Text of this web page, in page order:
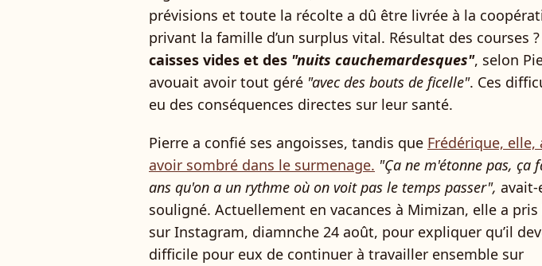
prévisions et toute la récolte a dû être livrée à la
privant la famille d’un surplus vital. Résultat des courses ?
caisses vides et des "nuits cauchemardesques", selon
avouait avoir tout géré "avec des bouts de ficelle". Ces
eu des conséquences directes sur leur santé.
Pierre a confié ses angoisses, tandis que Frédérique, elle,
avoir sombré dans le surmenage. "Ça ne m'étonne pas, ça
ans qu'on a un rythme où on voit pas le temps passer", avait-
souligné. Actuellement en vacances à Mimizan, elle a
sur Instagram, diamnche 24 août, pour expliquer qu’il
difficile pour eux de continuer à travailler ensemble sur